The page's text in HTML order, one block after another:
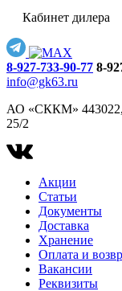
Кабинет дилера
8-927-733-90-77 8-
info@gk63.ru
АО «СККМ» 443022,
25/2
Акции
Статьи
Документы
Доставка
Хранение
Оплата и
Вакансии
Реквизиты